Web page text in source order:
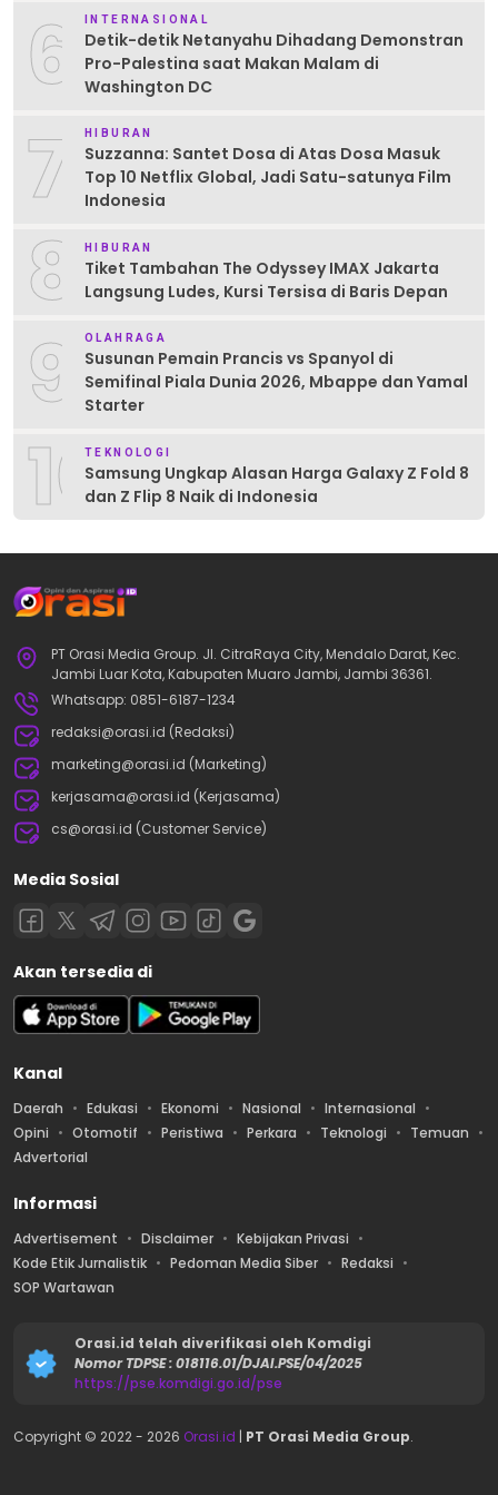
6 INTERNASIONAL
Detik-detik Netanyahu Dihadang Demonstran
Pro-Palestina saat Makan Malam di
Washington DC
7 HIBURAN
Suzzanna: Santet Dosa di Atas Dosa Masuk
Top 10 Netflix Global, Jadi Satu-satunya Film
Indonesia
8 HIBURAN
Tiket Tambahan The Odyssey IMAX Jakarta
Langsung Ludes, Kursi Tersisa di Baris Depan
9 OLAHRAGA
Susunan Pemain Prancis vs Spanyol di
Semifinal Piala Dunia 2026, Mbappe dan Yamal
Starter
10TEKNOLOGI
Samsung Ungkap Alasan Harga Galaxy Z Fold 8
dan Z Flip 8 Naik di Indonesia
PT Orasi Media Group. Jl. CitraRaya City, Mendalo Darat, Kec.
Jambi Luar Kota, Kabupaten Muaro Jambi, Jambi 36361.
Whatsapp: 0851-6187-1234
redaksi@orasi.id (Redaksi)
marketing@orasi.id (Marketing)
kerjasama@orasi.id (Kerjasama)
cs@orasi.id (Customer Service)
Media Sosial
Akan tersedia di
Kanal
Daerah Edukasi Ekonomi Nasional
Internasional
Opini
Otomotif Peristiwa Perkara Teknologi
Temuan
Advertorial
Informasi
Advertisement Disclaimer
Kebijakan Privasi
Kode Etik Jurnalistik
Pedoman Media Siber
Redaksi
SOP Wartawan
Orasi.id telah diverifikasi oleh Komdigi
Nomor TDPSE : 018116.01/DJAI.PSE/04/2025
https://pse.komdigi.go.id/pse
Copyright © 2022 - 2026 Orasi.id | PT Orasi Media Group.